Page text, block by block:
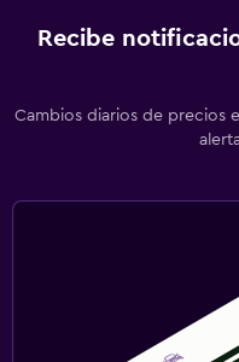
Recibe
Cambios diarios de precios